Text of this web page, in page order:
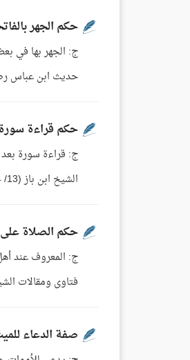
حكم الجهر
ج: الجهر بها في
حديث ابن عباس رضي الله عنهما،
حكم قراءة سورة
الشيخ ابن باز (13/ 144).
حكم الصلاة
فتاوى ومقالات الشيخ
صفة الدعاء